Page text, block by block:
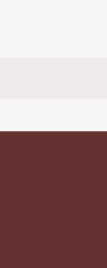
página